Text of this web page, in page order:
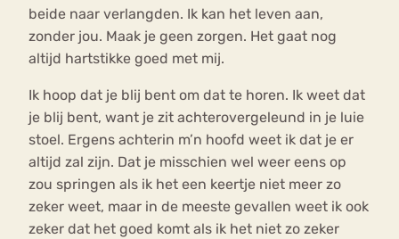
beide naar verlangden. Ik kan het leven aan,
zonder jou. Maak je geen zorgen. Het gaat nog
altijd hartstikke goed met mij.
Ik hoop dat je blij bent om dat te horen. Ik weet dat
je blij bent, want je zit achterovergeleund in je luie
stoel. Ergens achterin m’n hoofd weet ik dat je er
altijd zal zijn. Dat je misschien wel weer eens op
zou springen als ik het een keertje niet meer zo
zeker weet, maar in de meeste gevallen weet ik ook
zeker dat het goed komt als ik het niet zo zeker